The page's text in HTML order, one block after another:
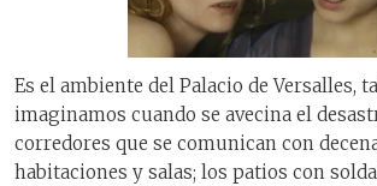
Es el ambiente del Palacio de Versalles,
imaginamos cuando se avecina el
corredores que se comunican con
habitaciones y salas; los patios con